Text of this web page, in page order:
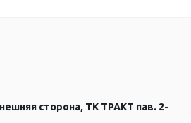
сторона, ТК ТРАКТ пав. 2-